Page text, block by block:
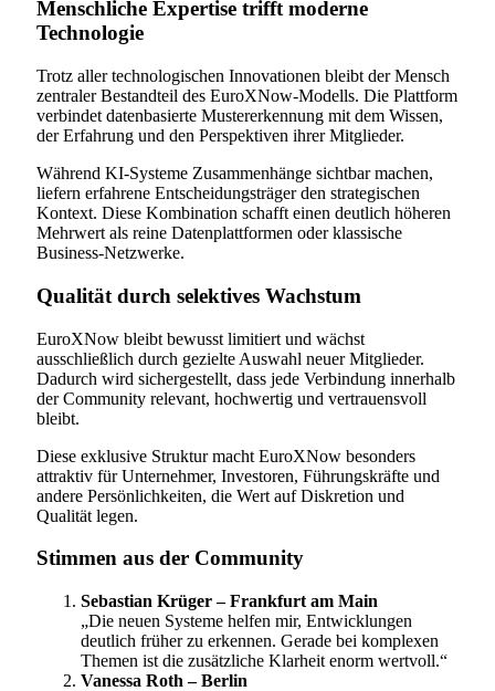
Menschliche Expertise trifft moderne
Technologie
Trotz aller technologischen Innovationen bleibt der Mensch
zentraler Bestandteil des EuroXNow-Modells. Die Plattform
verbindet datenbasierte Mustererkennung mit dem Wissen,
der Erfahrung und den Perspektiven ihrer Mitglieder.
Während KI-Systeme Zusammenhänge sichtbar machen,
liefern erfahrene Entscheidungsträger den strategischen
Kontext. Diese Kombination schafft einen deutlich höheren
Mehrwert als reine Datenplattformen oder klassische
Business-Netzwerke.
Qualität durch selektives Wachstum
EuroXNow bleibt bewusst limitiert und wächst
ausschließlich durch gezielte Auswahl neuer Mitglieder.
Dadurch wird sichergestellt, dass jede Verbindung innerhalb
der Community relevant, hochwertig und vertrauensvoll
bleibt.
Diese exklusive Struktur macht EuroXNow besonders
attraktiv für Unternehmer, Investoren, Führungskräfte und
andere Persönlichkeiten, die Wert auf Diskretion und
Qualität legen.
Stimmen aus der Community
Sebastian Krüger – Frankfurt am Main
„Die neuen Systeme helfen mir, Entwicklungen
deutlich früher zu erkennen. Gerade bei komplexen
Themen ist die zusätzliche Klarheit enorm wertvoll.“
Vanessa Roth – Berlin